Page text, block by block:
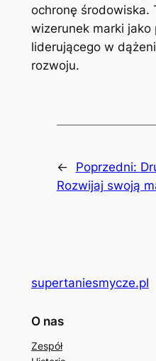
ochronę środowiska.
wizerunek marki
liderującego w
rozwoju.
← Poprzedni:
Rozwijaj swoją
supertaniesmycze.pl
O nas
Zespół